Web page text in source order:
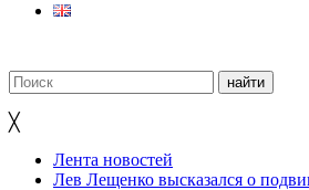
╳
Лента новостей
Лев Лещенко высказался о